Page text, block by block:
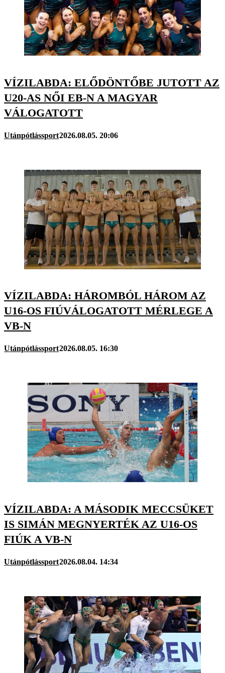
VÍZILABDA: ELŐDÖNTŐBE JUTOTT AZ
U20-AS NŐI EB-N A MAGYAR
VÁLOGATOTT
Utánpótlássport2026.08.05. 20:06
VÍZILABDA: HÁROMBÓL HÁROM AZ
U16-OS FIÚVÁLOGATOTT MÉRLEGE A
VB-N
Utánpótlássport2026.08.05. 16:30
VÍZILABDA: A MÁSODIK MECCSÜKET
IS SIMÁN MEGNYERTÉK AZ U16-OS
FIÚK A VB-N
Utánpótlássport2026.08.04. 14:34